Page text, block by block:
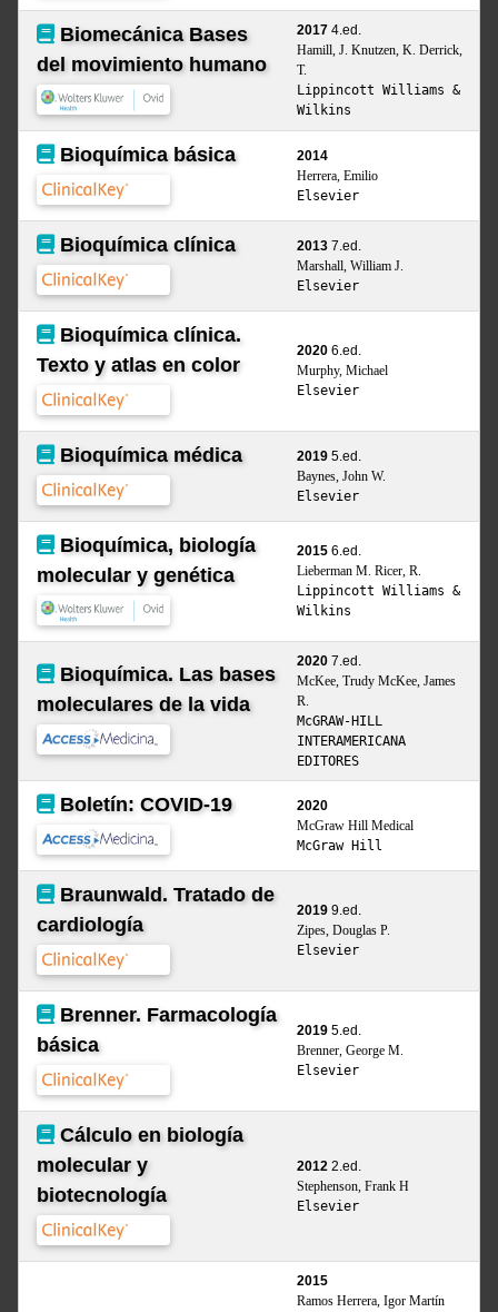
Biomecánica Bases
del movimiento humano
2017 4.ed.
Hamill, J. Knutzen, K. Derrick,
T.
Lippincott Williams &
Wilkins
Bioquímica básica
2014
Herrera, Emilio
Elsevier
Bioquímica clínica 2013 7.ed.
Marshall, William J.
Elsevier
Bioquímica clínica.
Texto y atlas en color
2020 6.ed.
Murphy, Michael
Elsevier
Bioquímica médica 2019 5.ed.
Baynes, John W.
Elsevier
Bioquímica, biología
molecular y genética
2015 6.ed.
Lieberman M. Ricer, R.
Lippincott Williams &
Wilkins
Bioquímica. Las bases
moleculares de la vida
2020 7.ed.
McKee, Trudy McKee, James
R.
McGRAW-HILL
INTERAMERICANA
EDITORES
Boletín: COVID-19
2020
McGraw Hill Medical
McGraw Hill
Braunwald. Tratado de
cardiología
2019 9.ed.
Zipes, Douglas P.
Elsevier
Brenner. Farmacología
básica
2019 5.ed.
Brenner, George M.
Elsevier
Cálculo en biología
molecular y
biotecnología
2012 2.ed.
Stephenson, Frank H
Elsevier
2015
Ramos Herrera, Igor Martín